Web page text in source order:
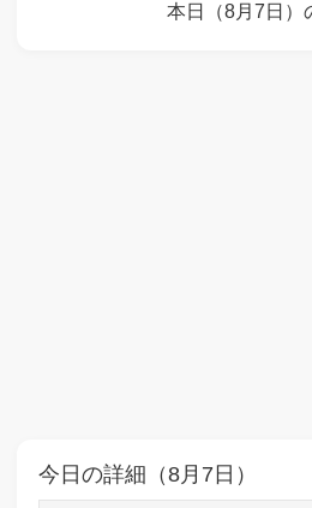
本日（8月7日）
今日の詳細（8月7日）